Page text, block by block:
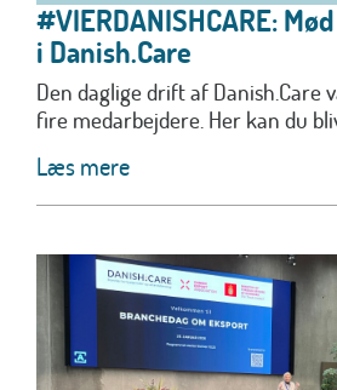
#VIERDANISHCARE:
i Danish.Care
Den daglige drift af Danish.Care
fire medarbejdere. Her kan du
Læs mere